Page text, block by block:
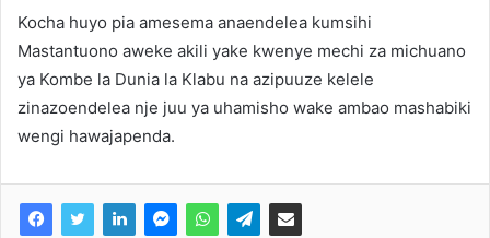
Kocha huyo pia amesema anaendelea kumsihi
Mastantuono aweke akili yake kwenye mechi za michuano
ya Kombe la Dunia la Klabu na azipuuze kelele
zinazoendelea nje juu ya uhamisho wake ambao mashabiki
wengi hawajapenda.